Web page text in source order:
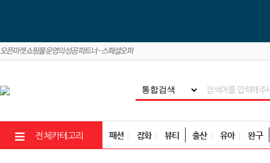
전체카테고리 패션 잡화 뷰티 출산 유아 완구